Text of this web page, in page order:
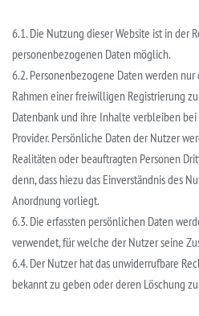
6.1. Die Nutzung dieser Website ist in der
personenbezogenen Daten möglich.
6.2. Personenbezogene Daten werden
Rahmen einer freiwilligen Registrierung
Datenbank und ihre Inhalte verbleiben
Provider. Persönliche Daten der Nutzer
Realitäten oder beauftragten Personen
denn, dass hiezu das Einverständnis des
Anordnung vorliegt.
6.3. Die erfassten persönlichen Daten
verwendet, für welche der Nutzer seine
6.4. Der Nutzer hat das unwiderrufbare
bekannt zu geben oder deren Löschung